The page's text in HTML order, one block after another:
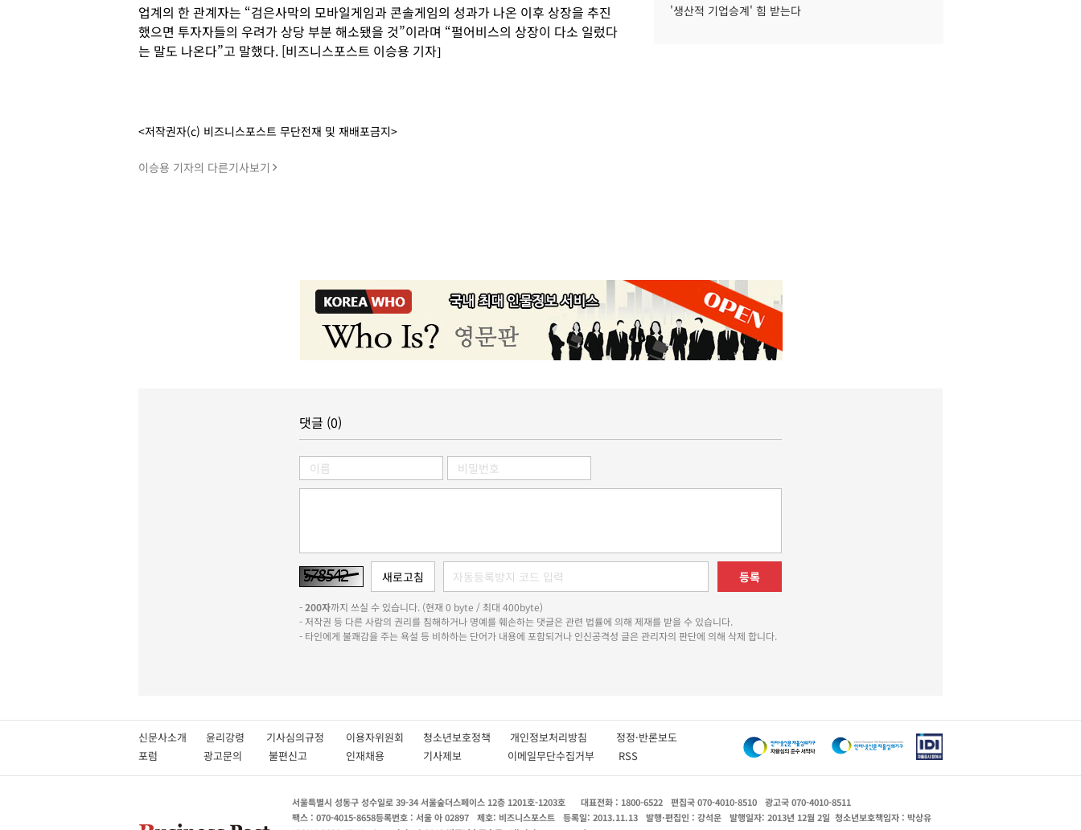
업계의 한 관계자는 “검은사막의 모바일게임과 콘솔게임의 성과가 나온 이후 상장을 추진
했으면 투자자들의 우려가 상당 부분 해소됐을 것”이라며 “펄어비스의 상장이 다소 일렀다
는 말도 나온다”고 말했다. [비즈니스포스트 이승용 기자]
<저작권자(c) 비즈니스포스트 무단전재 및 재배포금지>
이승용 기자의 다른기사보기
'생산적 기업승계' 힘 받는다
댓글 (0)
등록
-200자까지 쓰실 수 있습니다. (현재 0 byte / 최대 400byte)
- 저작권 등 다른 사람의 권리를 침해하거나 명예를 훼손하는 댓글은 관련 법률에 의해 제재를 받을 수 있습니다.
- 타인에게 불쾌감을 주는 욕설 등 비하하는 단어가 내용에 포함되거나 인신공격성 글은 관리자의 판단에 의해 삭제 합니다.
신문사소개 윤리강령 기사심의규정 이용자위원회 청소년보호정책 개인정보처리방침 정정·반론보도
포럼
광고문의 불편신고 인재채용 기사제보 이메일무단수집거부 RSS
서울특별시 성동구 성수일로 39-34 서울숲더스페이스 12층 1201호-1203호 대표전화 : 1800-6522 편집국 070-4010-8510
광고국 070-4010-8511
팩스 : 070-4015-8658등록번호 : 서울 아 02897 제호: 비즈니스포스트 등록일: 2013.11.13 발행·편집인 : 강석운 발행일자: 2013년 12월 2일 청소년보호책임자 : 박상유